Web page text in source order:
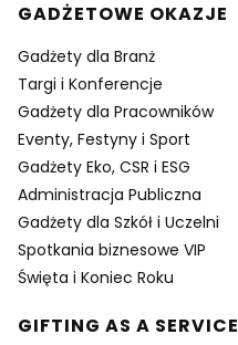
GADŻETOWE OKAZJE
Gadżety dla Branż
Targi i Konferencje
Gadżety dla Pracowników
Eventy, Festyny i Sport
Gadżety Eko, CSR i ESG
Administracja Publiczna
Gadżety dla Szkół i Uczelni
Spotkania biznesowe VIP
Święta i Koniec Roku
GIFTING AS A SERVICE